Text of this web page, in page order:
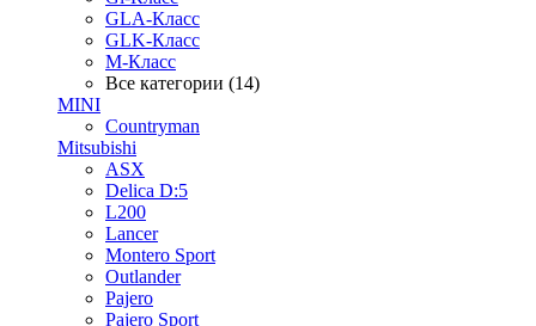
GLA-Класс
GLK-Класс
M-Класс
Все категории (14)
MINI
Countryman
Mitsubishi
ASX
Delica D:5
L200
Lancer
Montero Sport
Outlander
Pajero
Pajero Sport